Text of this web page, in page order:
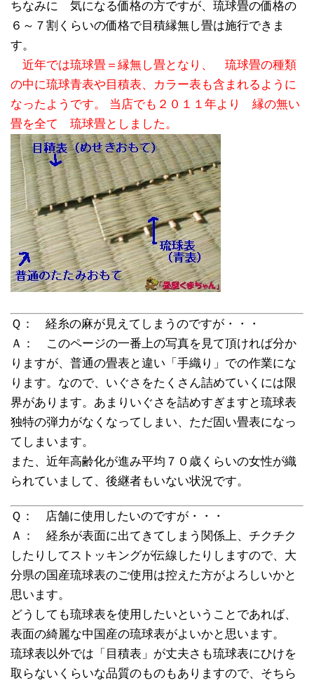
ちなみに 気になる価格の方ですが、琉球畳の価格の
６～７割くらいの価格で目積縁無し畳は施行できま
す。
近年では琉球畳＝縁無し畳となり、 琉球畳の種類
の中に琉球青表や目積表、カラー表も含まれるように
なったようです。 当店でも２０１１年より 縁の無い
畳を全て 琉球畳としました。
Ｑ： 経糸の麻が見えてしまうのですが・・・
Ａ： このページの一番上の写真を見て頂ければ分か
りますが、普通の畳表と違い「手織り」での作業にな
ります。なので、いぐさをたくさん詰めていくには限
界があります。あまりいぐさを詰めすぎますと琉球表
独特の弾力がなくなってしまい、ただ固い畳表になっ
てしまいます。
また、近年高齢化が進み平均７０歳くらいの女性が織
られていまして、後継者もいない状況です。
Ｑ： 店舗に使用したいのですが・・・
Ａ： 経糸が表面に出てきてしまう関係上、チクチク
したりしてストッキングが伝線したりしますので、大
分県の国産琉球表のご使用は控えた方がよろしいかと
思います。
どうしても琉球表を使用したいということであれば、
表面の綺麗な中国産の琉球表がよいかと思います。
琉球表以外では「目積表」が丈夫さも琉球表にひけを
取らないくらいな品質のものもありますので、そちら